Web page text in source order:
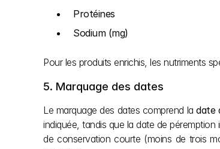
Protéines
Sodium (mg)
Pour les produits enrichis, les nutriments
5. Marquage des dates
Le marquage des dates comprend la date
indiquée, tandis que la date de
de conservation courte (moins de trois